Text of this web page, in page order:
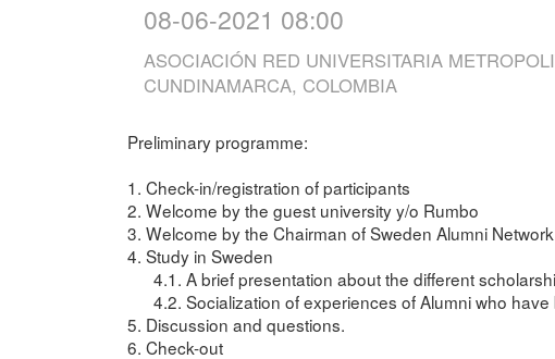
08-06-2021 08:00
ASOCIACIÓN RED UNIVERSITARIA
CUNDINAMARCA, COLOMBIA
Preliminary programme:
1. Check-in/registration of participants
2. Welcome by the guest university y/o Rumbo
3. Welcome by the Chairman of Sweden Alumni
4. Study in Sweden
4.1. A brief presentation about the different
4.2. Socialization of experiences of Alumni who have
5. Discussion and questions.
6. Check-out